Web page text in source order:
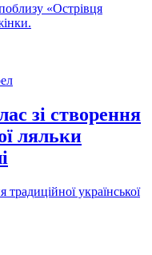
«Острівця
зі створення
ляльки
української